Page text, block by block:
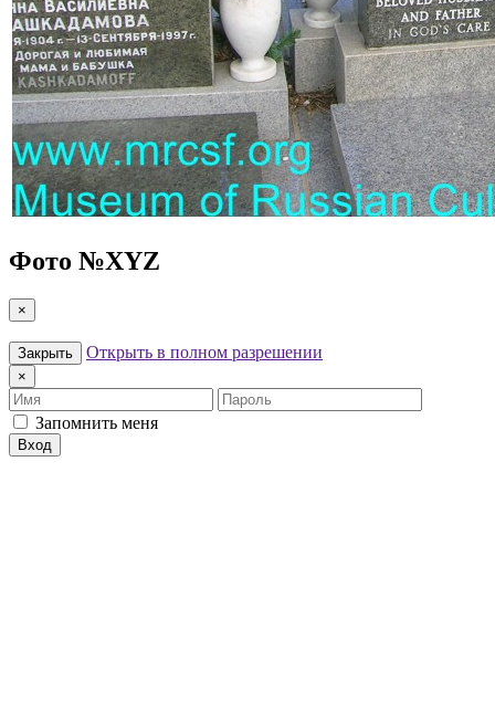
Фото №XYZ
×
Закрыть Открыть в полном разрешении
×
Имя
Пароль
Запомнить меня
Вход